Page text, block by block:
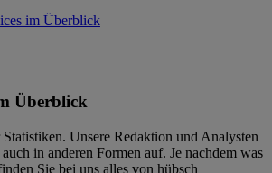
im Überblick
Überblick
Unsere Redaktion und Analysten
in anderen Formen auf. Je nachdem was
Sie bei uns alles von hübsch